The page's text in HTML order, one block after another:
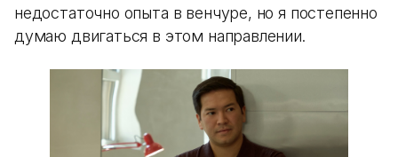
недостаточно опыта в венчуре, но я постепенно
думаю двигаться в этом направлении.